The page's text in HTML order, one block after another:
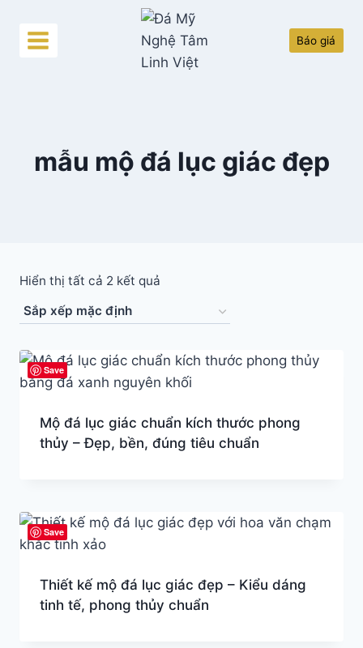
content
Báo giá
mẫu mộ đá lục giác đẹp
Hiển thị tất cả 2 kết quả
Save
Mộ đá lục giác chuẩn kích thước phong
thủy – Đẹp, bền, đúng tiêu chuẩn
Save
Thiết kế mộ đá lục giác đẹp – Kiểu dáng
tinh tế, phong thủy chuẩn